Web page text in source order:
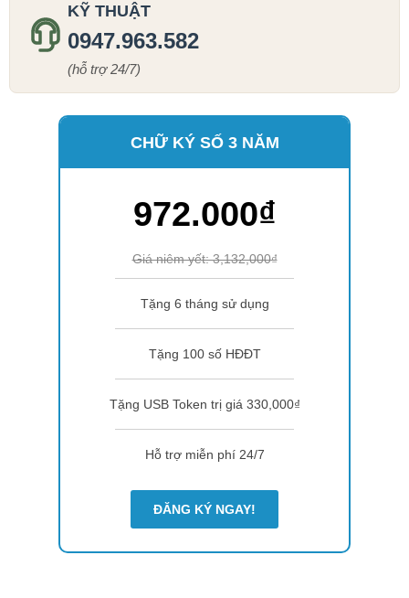
KỸ THUẬT
0947.963.582
(hỗ trợ 24/7)
CHỮ KÝ SỐ 3 NĂM
972.000₫
Giá niêm yết: 3,132,000₫
Tặng 6 tháng sử dụng
Tặng 100 số HĐĐT
Tặng USB Token trị giá 330,000₫
Hỗ trợ miễn phí 24/7
ĐĂNG KÝ NGAY!